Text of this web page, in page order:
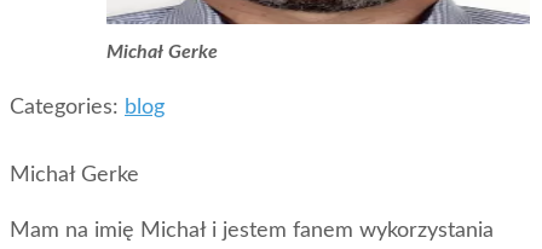
Michał Gerke
Categories: blog
Michał Gerke
Mam na imię Michał i jestem fanem wykorzystania